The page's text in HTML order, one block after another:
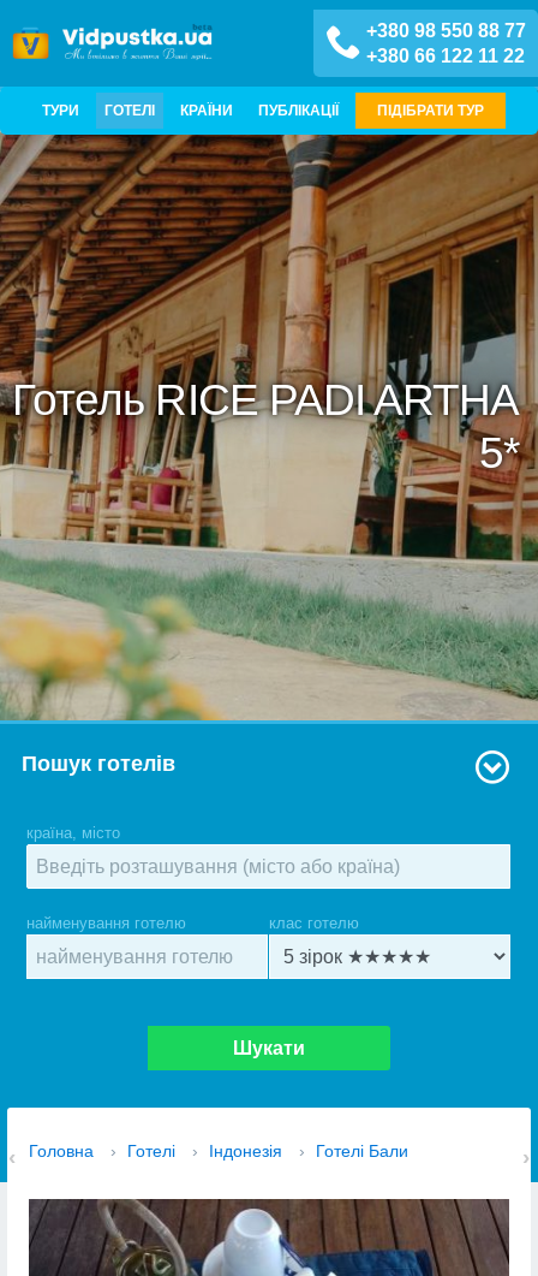
+380 98 550 88 77
+380 66 122 11 22
ТУРИ ГОТЕЛІ КРАЇНИ ПУБЛІКАЦІЇ ПІДІБРАТИ ТУР
Готель RICE PADI ARTHA
5*
Пошук готелів
країна, місто
найменування готелю клас готелю
Шукати
Головна › Готелі › Індонезія › Готелі Бали